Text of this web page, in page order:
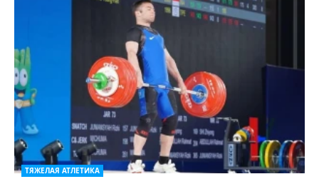
ТЯЖЕЛАЯ АТЛЕТИКА